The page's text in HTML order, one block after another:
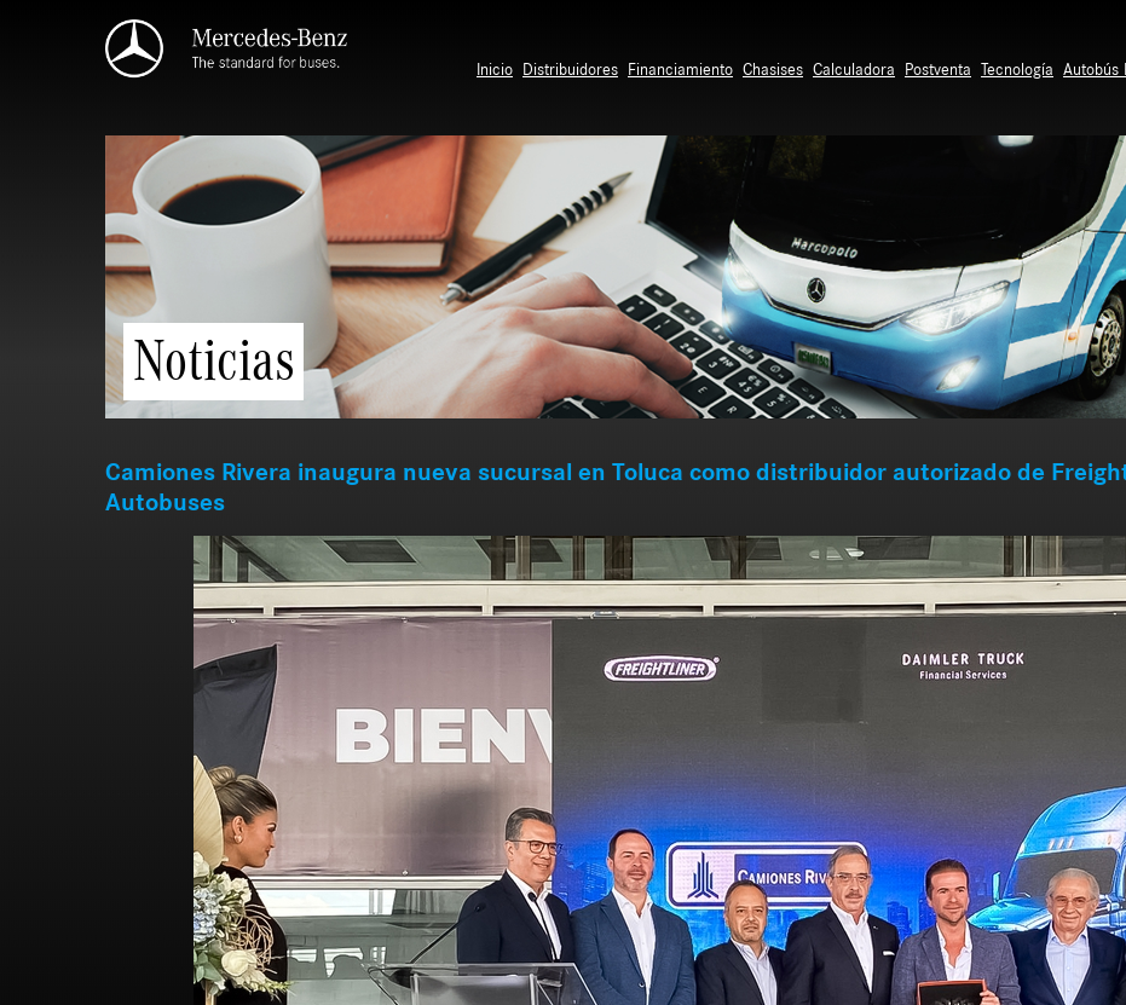
Inicio Distribuidores Financiamiento Chasises Calculadora Postventa Tecnología Autobús
Noticias
Camiones Rivera inaugura nueva sucursal en Toluca como distribuidor autorizado de
Autobuses